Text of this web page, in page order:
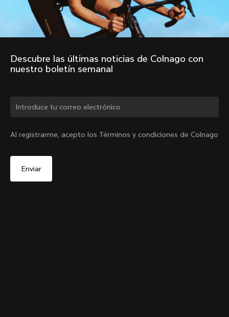
Atril Colnago
DeMX$20,213
¿Cambiar de país?
No, permanecer en el sitio web de Estados Unidos
Descubre las últimas noticias de Colnago con
nuestro boletín semanal
Al registrarme, acepto los Términos y condiciones de Colnago